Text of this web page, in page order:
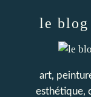
le blog
art,
esthétique,